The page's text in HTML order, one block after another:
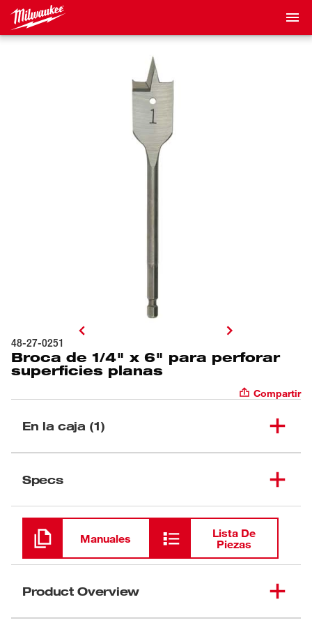
48-27-0251
Broca de 1/4" x 6" para perforar
superficies planas
Compartir
En la caja (1)
Specs
Cargando
Manuales
Lista De
Piezas
Product Overview